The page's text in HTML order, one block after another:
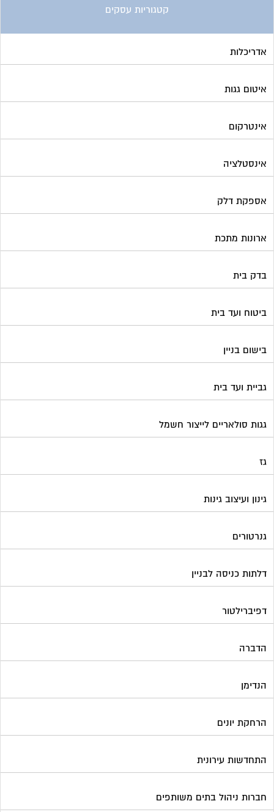
קטגוריות עסקים
אדריכלות
איטום גגות
אינטרקום
אינסטלציה
אספקת דלק
ארונות מתכת
בדק בית
ביטוח ועד בית
בישום בניין
גביית ועד בית
גגות סולאריים לייצור חשמל
גז
גינון ועיצוב גינות
גנרטורים
דלתות כניסה לבניין
דפיברילטור
הדברה
הנדימן
הרחקת יונים
התחדשות עירונית
חברות ניהול בתים משותפים